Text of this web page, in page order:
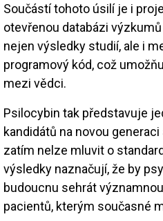
Součástí tohoto úsilí je i
otevřenou databázi
nejen výsledky studií, ale i
programový kód, což
mezi vědci.
Psilocybin tak představuje
kandidátů na novou
zatím nelze mluvit o
výsledky naznačují, že by
budoucnu sehrát
pacientů, kterým současné